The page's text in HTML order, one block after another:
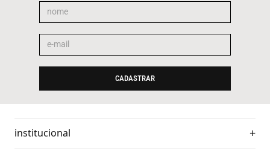
CADASTRAR
institucional